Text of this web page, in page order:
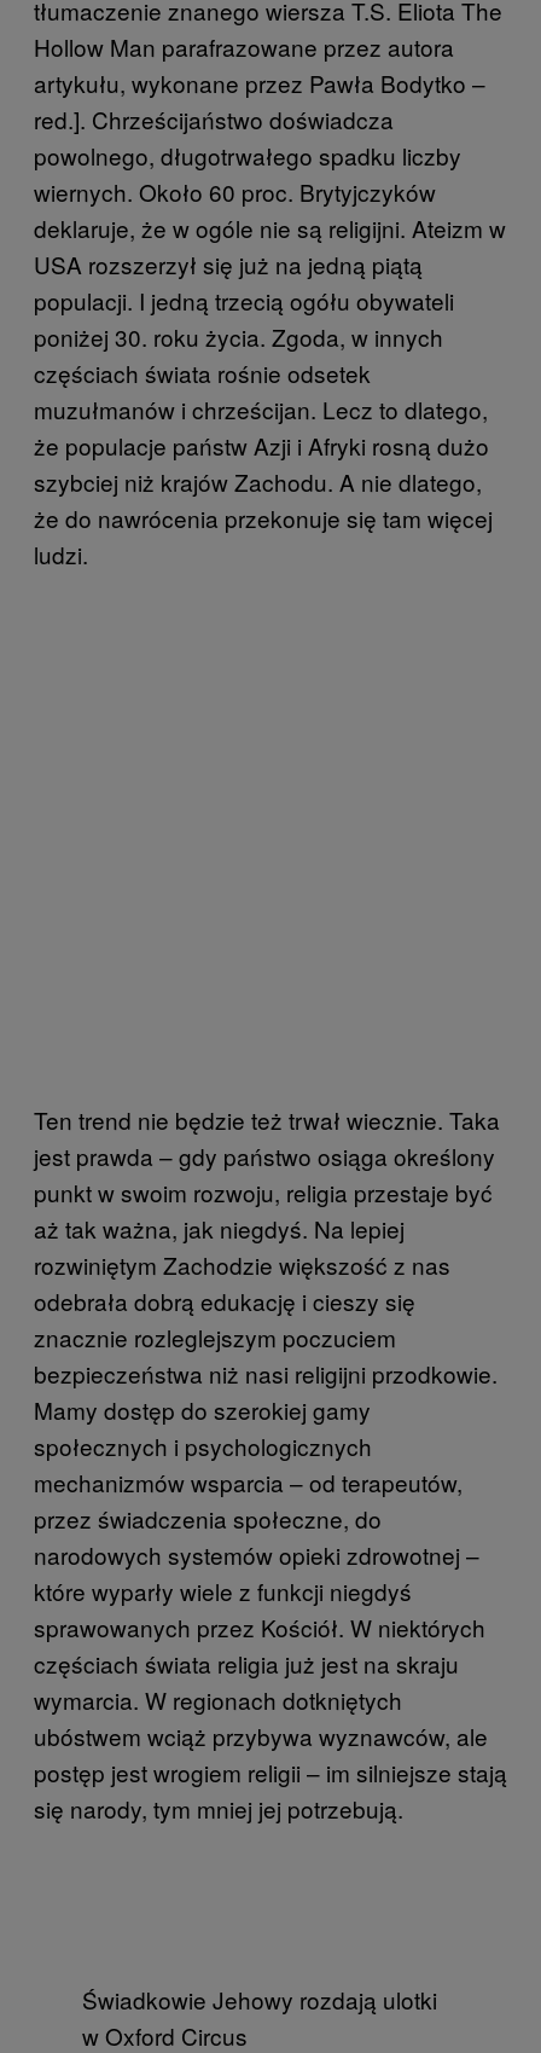
tłumaczenie znanego wiersza T.S. Eliota The
Hollow Man parafrazowane przez autora
artykułu, wykonane przez Pawła Bodytko –
red.]. Chrześcijaństwo doświadcza
powolnego, długotrwałego spadku liczby
wiernych. Około 60 proc. Brytyjczyków
deklaruje, że w ogóle nie są religijni. Ateizm w
USA rozszerzył się już na jedną piątą
populacji. I jedną trzecią ogółu obywateli
poniżej 30. roku życia. Zgoda, w innych
częściach świata rośnie odsetek
muzułmanów i chrześcijan. Lecz to dlatego,
że populacje państw Azji i Afryki rosną dużo
szybciej niż krajów Zachodu. A nie dlatego,
że do nawrócenia przekonuje się tam więcej
ludzi.
Ten trend nie będzie też trwał wiecznie. Taka
jest prawda – gdy państwo osiąga określony
punkt w swoim rozwoju, religia przestaje być
aż tak ważna, jak niegdyś. Na lepiej
rozwiniętym Zachodzie większość z nas
odebrała dobrą edukację i cieszy się
znacznie rozleglejszym poczuciem
bezpieczeństwa niż nasi religijni przodkowie.
Mamy dostęp do szerokiej gamy
społecznych i psychologicznych
mechanizmów wsparcia – od terapeutów,
przez świadczenia społeczne, do
narodowych systemów opieki zdrowotnej –
które wyparły wiele z funkcji niegdyś
sprawowanych przez Kościół. W niektórych
częściach świata religia już jest na skraju
wymarcia. W regionach dotkniętych
ubóstwem wciąż przybywa wyznawców, ale
postęp jest wrogiem religii – im silniejsze stają
się narody, tym mniej jej potrzebują.
Świadkowie Jehowy rozdają ulotki
w Oxford Circus